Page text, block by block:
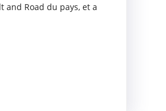
Road du pays, et a